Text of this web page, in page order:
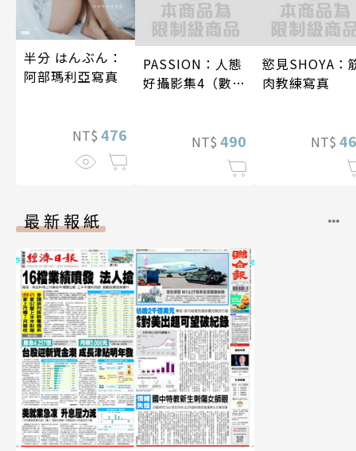
半分 はんぶん：
阿部瑪利亞寫真
NT$ 476
PASSION：人態
好攝影集4（數位
NT$ 490
慾見SHOYA：
肉教練寫真
NT$
最新報紙